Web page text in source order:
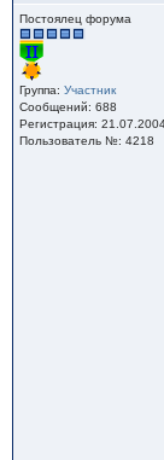
Постоялец форума
Группа: Участник
Сообщений: 688
Регистрация:
Пользователь №: 4218